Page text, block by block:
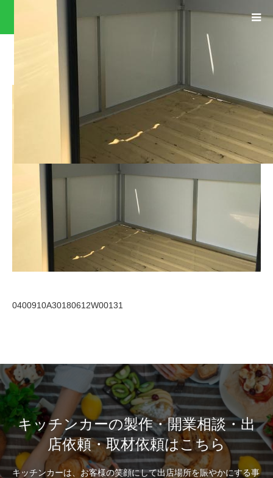
0400910A30180612W00131
0400910A30180612W00131
キッチンカーの製作・開業相談・出
店依頼・取材依頼はこちら
キッチンカーは、お客様の笑顔にして出店場所を賑やかにする事